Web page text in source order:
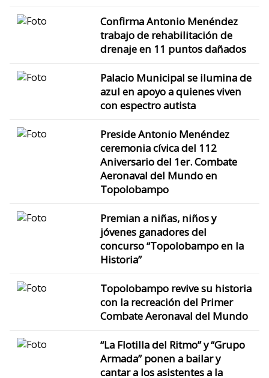
Confirma Antonio Menéndez
trabajo de rehabilitación de
drenaje en 11 puntos dañados
Palacio Municipal se ilumina de
azul en apoyo a quienes viven
con espectro autista
Preside Antonio Menéndez
ceremonia cívica del 112
Aniversario del 1er. Combate
Aeronaval del Mundo en
Topolobampo
Premian a niñas, niños y
jóvenes ganadores del
concurso “Topolobampo en la
Historia”
Topolobampo revive su historia
con la recreación del Primer
Combate Aeronaval del Mundo
“La Flotilla del Ritmo” y “Grupo
Armada” ponen a bailar y
cantar a los asistentes a la